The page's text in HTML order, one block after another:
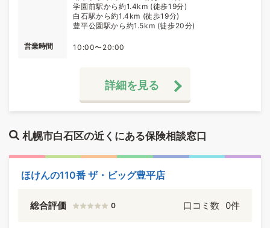
学園前駅から約1.4km (徒歩19分)
白石駅から約1.4km (徒歩19分)
豊平公園駅から約1.5km (徒歩20分)
営業時間 10:00〜20:00
詳細を見る
札幌市白石区の近くにある保険相談窓口
ほけんの110番 ザ・ビッグ豊平店
総合評価 0 口コミ数 0件